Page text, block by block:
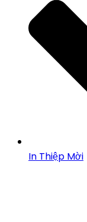
In Thiệp Mời